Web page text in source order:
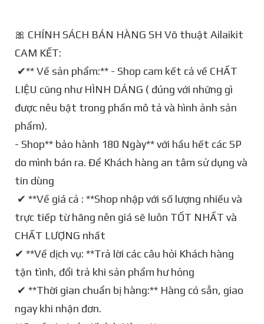
🎀 CHÍNH SÁCH BÁN HÀNG SH Võ thuật Ailaikit
CAM KẾT:
✔** Về sản phẩm:** - Shop cam kết cả về CHẤT
LIỆU cũng như HÌNH DÁNG ( đúng với những gì
được nêu bật trong phần mô tả và hình ảnh sản
phẩm).
- Shop** bảo hành 180 Ngày** với hầu hết các SP
do mình bán ra. Để Khách hàng an tâm sử dụng và
tin dùng
✔ **Về giá cả : **Shop nhập với số lượng nhiều và
trực tiếp từ hãng nên giá sẽ luôn TỐT NHẤT và
CHẤT LƯỢNG nhất
✔ **Về dịch vụ: **Trả lời các câu hỏi Khách hàng
tận tình, đổi trả khi sản phẩm hư hỏng
✔ **Thời gian chuẩn bị hàng:** Hàng có sẵn, giao
ngay khi nhận đơn.